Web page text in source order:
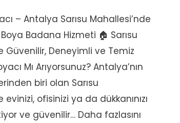
– Antalya Sarısu Mahallesi’nde
Badana Hizmeti 🏠 Sarısu
Güvenilir, Deneyimli ve Temiz
Mı Arıyorsunuz? Antalya’nın
biri olan Sarısu
evinizi, ofisinizi ya da dükkanınızı
ve güvenilir… Daha fazlasını